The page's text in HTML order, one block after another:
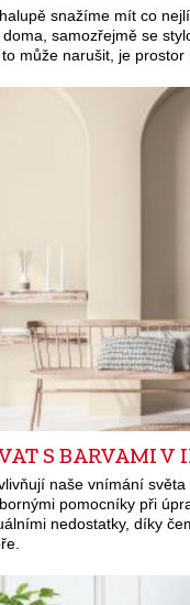
snažíme mít co
samozřejmě se
může narušit, je prostor
S BARVAMI V
naše vnímání světa
pomocníky při
nedostatky, díky